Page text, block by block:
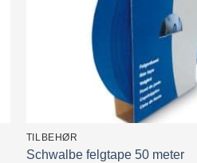
TILBEHØR
Schwalbe felgtape 50 meter